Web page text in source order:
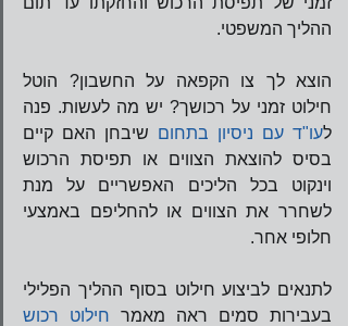
ההליך המשפטי.
לעו"ד עם ניסיון בתחום
חלופי אחר.
בעבירות סמים ראה מאמר